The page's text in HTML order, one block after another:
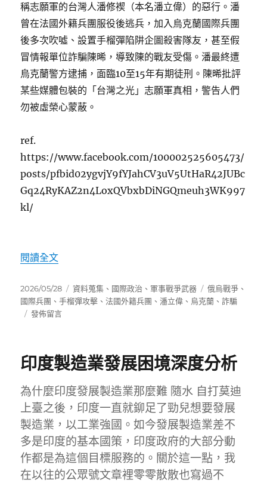
稱志願軍的台灣人潘修褉（本名潘立偉）的惡行。潘
曾在法國外籍兵團服役後逃兵，加入烏克蘭國際兵團
後多次吹噓、設置手榴彈陷阱企圖殺害隊友，甚至假
冒情報單位詐騙陳晞，導致陳的戰友受傷。潘最終遭
烏克蘭警方逮捕，面臨10至15年有期徒刑。陳晞批評
某些媒體包裝的「台灣之光」志願軍真相，警告人們
勿被虛榮心蒙蔽。
ref.
https://www.facebook.com/100002525605473/
posts/pfbid02ygvjY9fYJahCV3uV5UtHaR42JUBc
Gq24RyKAZ2n4LoxQVbxbDiNGQmeuh3WK997
kl/
閱讀全文〈台灣志願軍在烏克蘭的真實內幕：潘立偉的詐
發
佈
日
2026/05/28
分
類
資料蒐集 、 國際政治 、 軍事戰爭武器
標
籤
俄烏戰爭 、
國際兵團 、手榴彈攻擊 、法國外籍兵團 、潘立偉 、 烏克蘭 、詐騙
在
在
烏
克
蘭
的
真
實
內
發佈留言
印度製造業發展困境深度分析
為什麼印度發展製造業那麼難 隨水 自打莫迪
上臺之後，印度一直就鉚足了勁兒想要發展
製造業，以工業強國。如今發展製造業差不
多是印度的基本國策，印度政府的大部分動
作都是為這個目標服務的。關於這一點，我
在以往的公眾號文章裡零零散散也寫過不